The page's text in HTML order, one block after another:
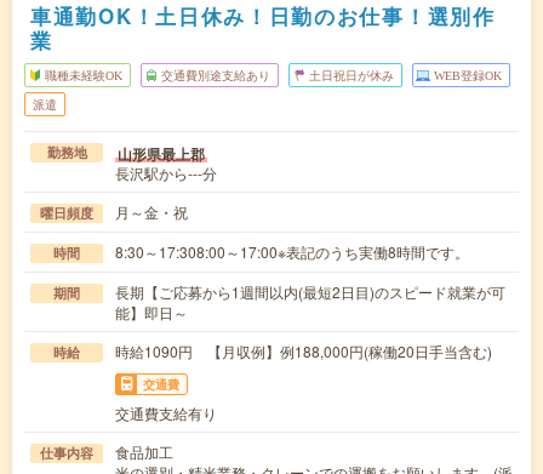
車通勤OK！土日休み！日勤のお仕事！選別作
業
職種未経験OK 交通費別途支給あり 土日祝日が休み WEB登録OK
派遣
勤務地 山形県最上郡
長沢駅から---分
曜日頻度 月～金・祝
時間 8:30～17:308:00～17:00※表記のうち実働8時間です。
期間
長期【ご応募から1週間以内(最短2日目)のスピード就業が可
能】即日～
時給 時給1090円 【月収例】例188,000円(稼働20日手当含む)
交通費
交通費支給有り
仕事内容
食品加工